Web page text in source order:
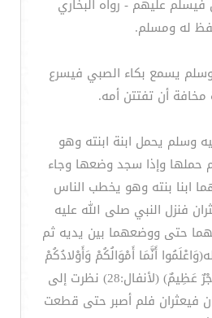
فيسلم عليهم - رواه البخاري
له ومسلم.
يسمع بكاء الصبي فيسرع
أن تفتتن أمه.
وسلم يحمل ابنة ابنته وهو
حملها وإذا سجد وضعها وجاء
ابنا بنته وهو يخطب الناس
فنزل النبي صلى الله عليه
حتى ووضعهما بين يديه ثم
أَنَّمَا أَمْوَالُكُمْ وَأَوْلادُكُمْ
فِتْنَةٌ وَأَنَّ اللَّهَ عِنْدَهُ أَجْرٌ عَظِيمٌ) (لأنفال:28) نظرت إلى
فيعثران فلم أصبر حتى قطعت